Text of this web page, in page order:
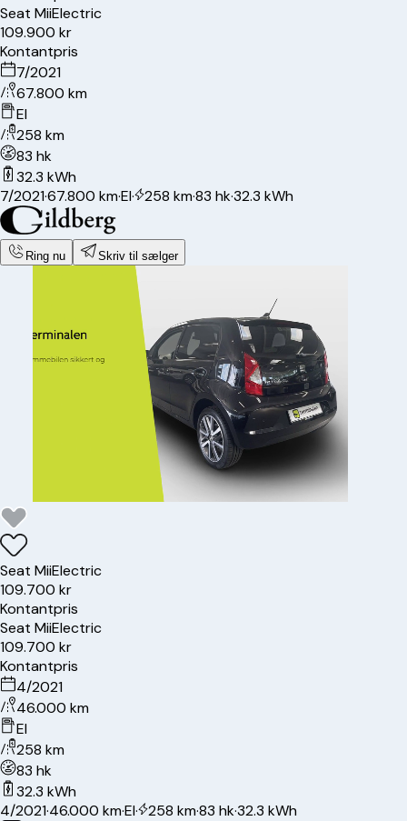
Seat MiiElectric
109.900 kr
Kontantpris
7/2021
67.800 km
El
258 km
83 hk
32.3 kWh
7/2021·67.800 km·El· 258 km·83 hk·32.3 kWh
Ring nu Skriv til sælger
Seat MiiElectric
109.700 kr
Kontantpris
Seat MiiElectric
109.700 kr
Kontantpris
4/2021
46.000 km
El
258 km
83 hk
32.3 kWh
4/2021·46.000 km·El· 258 km·83 hk·32.3 kWh